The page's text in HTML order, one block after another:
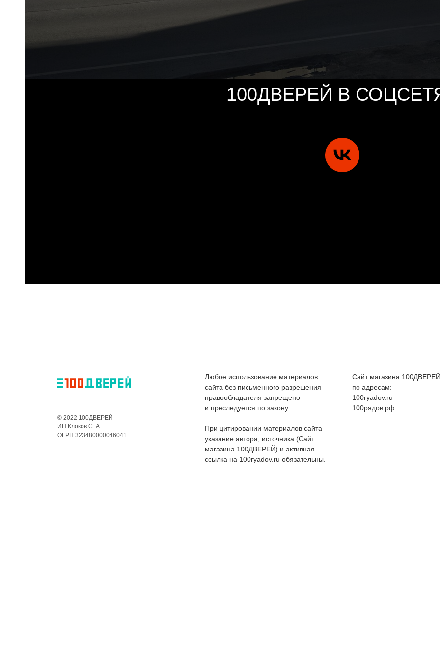
100ДВЕРЕЙ В
© 2022 100ДВЕРЕЙ
ИП Клоков С. А.
ОГРН 323480000046041
Любое использование материалов
сайта без письменного разрешения
правообладателя запрещено
и преследуется по закону.
При цитировании материалов сайта
указание автора, источника (Сайт
магазина 100ДВЕРЕЙ) и активная
ссылка на 100ryadov.ru обязательны.
Сайт магазина
по адресам:
100ryadov.ru
100рядов.рф